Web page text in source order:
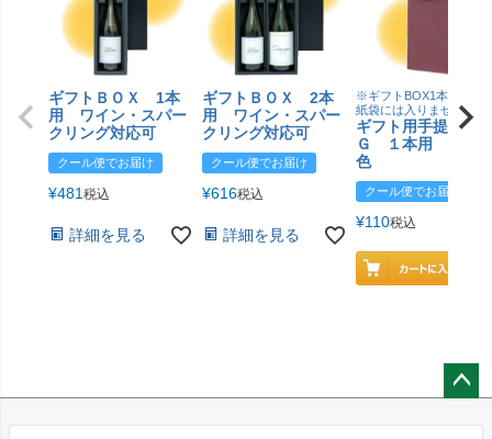
ギフトＢＯＸ 1本
用 ワイン・スパー
クリング対応可
クール便でお届け
¥481 税込
詳細を見る
ギフトＢＯＸ 2本
用 ワイン・スパー
クリング対応可
クール便でお届け
¥616税込
詳細を見る
※ギフトBOX1本用はこ
紙袋には入りません
ギフト用手提げＢ
Ｇ １本用 エン
色
クール便でお届け
¥110税込